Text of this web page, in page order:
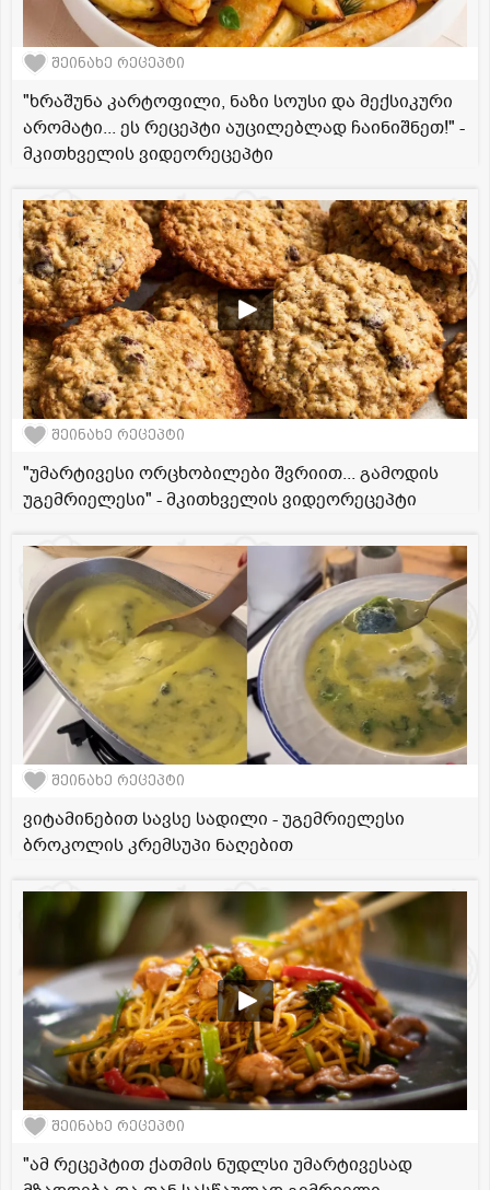
შეინახე რეცეპტი
"ხრაშუნა კარტოფილი, ნაზი სოუსი და მექსიკური
არომატი... ეს რეცეპტი აუცილებლად ჩაინიშნეთ!" -
მკითხველის ვიდეორეცეპტი
შეინახე რეცეპტი
"უმარტივესი ორცხობილები შვრიით... გამოდის
უგემრიელესი" - მკითხველის ვიდეორეცეპტი
შეინახე რეცეპტი
ვიტამინებით სავსე სადილი - უგემრიელესი
ბროკოლის კრემსუპი ნაღებით
შეინახე რეცეპტი
"ამ რეცეპტით ქათმის ნუდლსი უმარტივესად